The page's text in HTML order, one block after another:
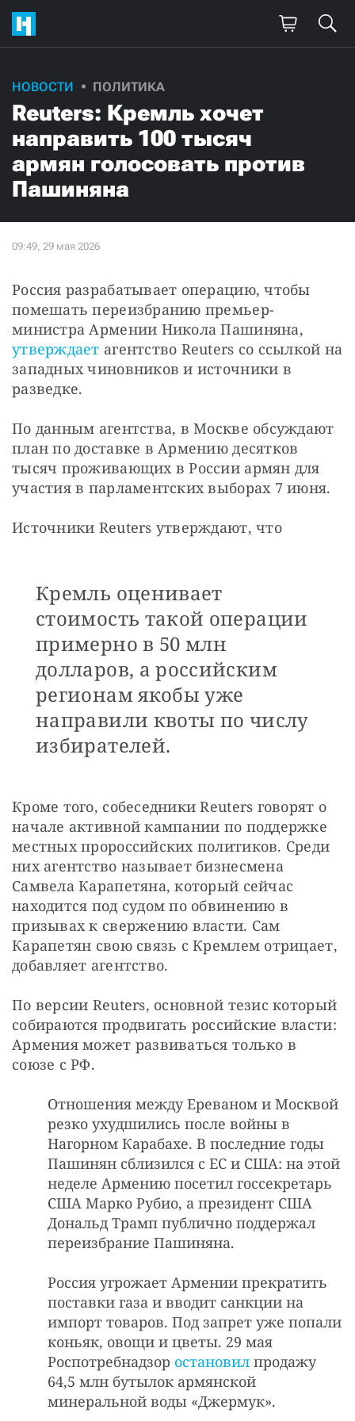
НОВОСТИ ПОЛИТИКА
Reuters: Кремль хочет
направить 100 тысяч
армян голосовать против
Пашиняна
Россия разрабатывает операцию, чтобы
помешать переизбранию премьер-
утверждает агентство Reuters со ссылкой на
западных чиновников и источники в
разведке.
По данным агентства, в Москве обсуждают
план по доставке в Армению десятков
тысяч проживающих в России армян для
участия в парламентских выборах 7 июня.
Источники Reuters утверждают, что
Кремль оценивает
стоимость такой операции
примерно в 50 млн
долларов, а российским
регионам якобы уже
направили квоты по числу
избирателей.
Кроме того, собеседники Reuters говорят о
начале активной кампании по поддержке
местных пророссийских политиков. Среди
них агентство называет бизнесмена
Самвела Карапетяна, который сейчас
находится под судом по обвинению в
призывах к свержению власти. Сам
Карапетян свою связь с Кремлем отрицает,
добавляет агентство.
По версии Reuters, основной тезис который
собираются продвигать российские власти:
Армения может развиваться только в
союзе с РФ.
Отношения между Ереваном и Москвой
резко ухудшились после войны в
Нагорном Карабахе. В последние годы
Пашинян сблизился с ЕС и США: на этой
неделе Армению посетил госсекретарь
США Марко Рубио, а президент США
Дональд Трамп публично поддержал
переизбрание Пашиняна.
Россия угрожает Армении прекратить
поставки газа и вводит санкции на
импорт товаров. Под запрет уже попали
коньяк, овощи и цветы. 29 мая
Роспотребнадзор остановил продажу
64,5 млн бутылок армянской
минеральной воды «Джермук».